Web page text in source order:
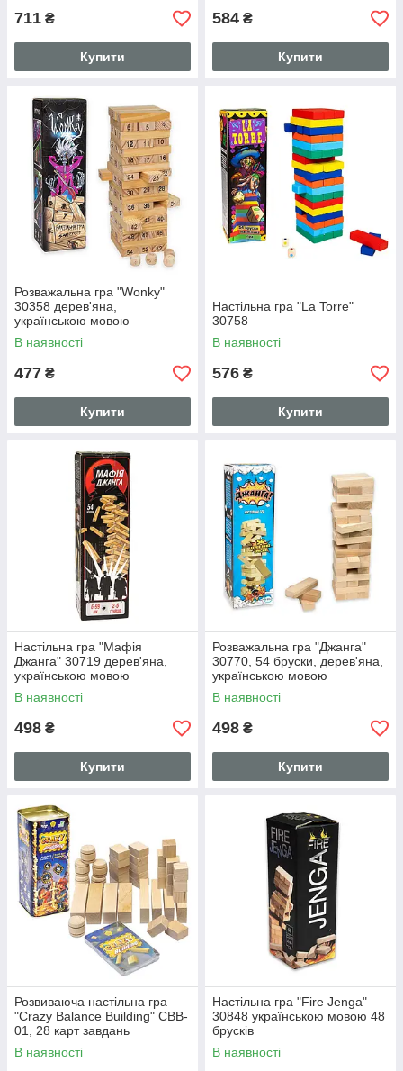
711 ₴
Купити
584 ₴
Купити
Розважальна гра "Wonky"
30358 дерев'яна,
українською мовою
В наявності
477 ₴
Купити
Настільна гра "La Torre"
30758
В наявності
576 ₴
Купити
Настільна гра "Мафія
Джанга" 30719 дерев'яна,
українською мовою
В наявності
498 ₴
Купити
Розважальна гра "Джанга"
30770, 54 бруски, дерев'яна,
українською мовою
В наявності
498 ₴
Купити
Розвиваюча настільна гра
"Crazy Balance Building" CBB-
01, 28 карт завдань
В наявності
Настільна гра "Fire Jenga"
30848 українською мовою 48
брусків
В наявності